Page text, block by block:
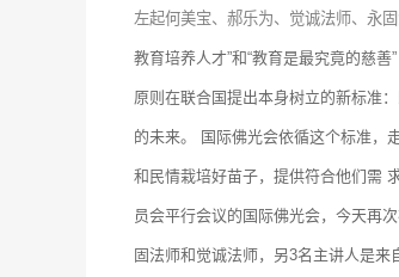
左起何美宝、郝乐为、觉诚法师、永
教育培养人才”和“教育是最究竟的慈
原则在联合国提出本身树立的新标准
的未来。 国际佛光会依循这个标准，
和民情栽培好苗子，提供符合他们需
员会平行会议的国际佛光会，今天再
固法师和觉诚法师，另3名主讲人是